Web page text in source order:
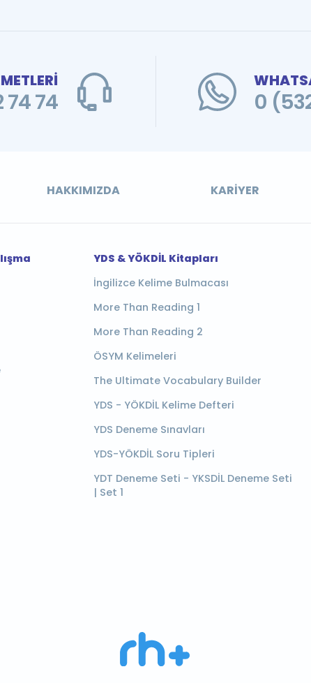
74 0
HAKKIMIZDA KARIYER
YDS & YÖKDİL Kitapları
İngilizce Kelime Bulmacası
More Than Reading 1
More Than Reading 2
ÖSYM Kelimeleri
The Ultimate Vocabulary Builder
YDS - YÖKDİL Kelime Defteri
YDS Deneme Sınavları
YDS-YÖKDİL Soru Tipleri
YDT Deneme Seti - YKSDİL Deneme Seti
| Set 1